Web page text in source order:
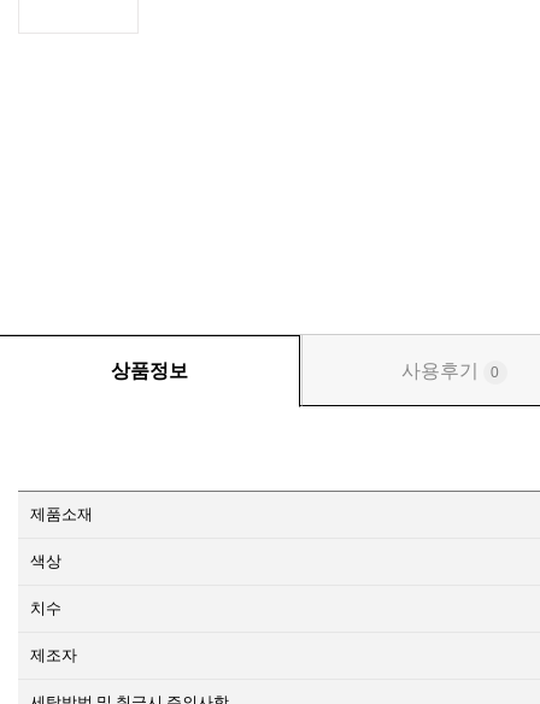
상품정보 사용후기 0
제품소재
색상
치수
제조자